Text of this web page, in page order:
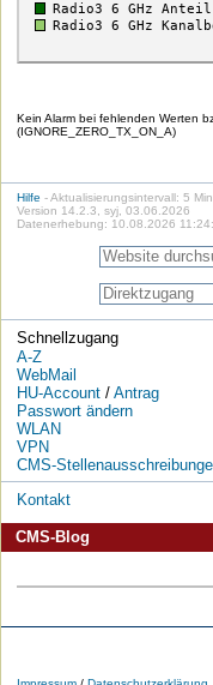
Kein Alarm bei fehlenden Werten
(IGNORE_ZERO_TX_ON_A)
Hilfe - Aktualisierungsintervall: 5
Version 14.2.3, syj, 03.06.2026
Datenerhebung: 10.08.2026
Schnellzugang
A-Z
WebMail
HU-Account/ Antrag
Passwort ändern
WLAN
VPN
CMS-
Kontakt
CMS-Blog